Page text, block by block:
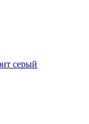
серый